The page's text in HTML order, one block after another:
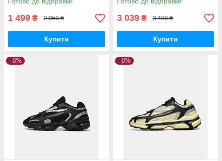
1 499 ₴ 2 050 ₴
Купити
3 039 ₴ 3 400 ₴
Купити
–8% –8%